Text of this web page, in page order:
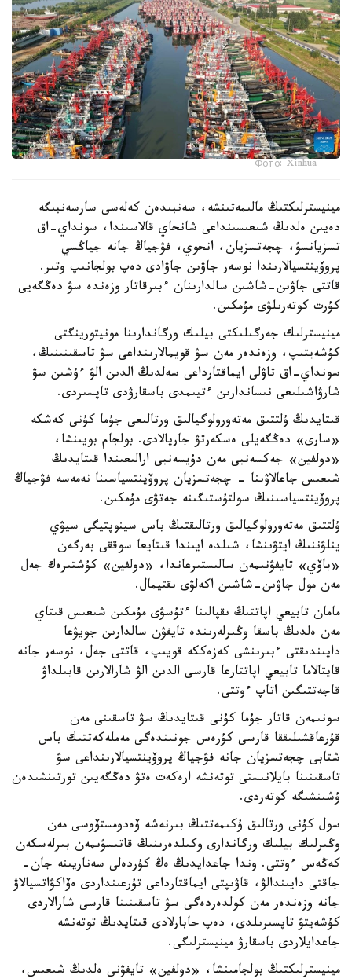
Фото: Xinhua
مينيسترلىكتىڭ مالىمەتىنشە، سەنبىدەن كەلەسى سارسەنبىگە
دەيىن ەلدىڭ شىعىسىنداعى شانحاي قالاسىندا، سونداي-اق
تسزيانسۋ، چجەتسزيان، انحوي، فۋجياڭ جانە جياڭسي
پروۆينتسيالارىندا نوسەر جاۋىن جاۋادى دەپ بولجانىپ وتىر.
قاتتى جاۋىن-شاشىن سالدارىنان ءبىرقاتار وزەندە سۋ دەڭگەيى
كۇرت كوتەرىلۋى مۇمكىن.
مينيسترلىك جەرگىلىكتى بيلىك ورگاندارىنا مونيتورينگتى
كۇشەيتىپ، وزەندەر مەن سۋ قويمالارىنداعى سۋ تاسقىنىنىڭ،
سونداي-اق تاۋلى ايماقتارداعى سەلدىڭ الدىن الۋ ءۇشىن سۋ
شارۋاشىلىعى نىساندارىن ءتيىمدى باسقارۋدى تاپسىردى.
قىتايدىڭ ۇلتتىق مەتەورولوگيالىق ورتالىعى جۇما كۇنى كەشكە
«سارى» دەڭگەيلى ەسكەرتۋ جاريالادى. بولجام بويىنشا،
«دولفين» جەكسەنبى مەن دۇيسەنبى ارالىعىندا قىتايدىڭ
شىعىس جاعالاۋىنا - چجەتسزيان پروۆينتسياسىنا نەمەسە فۋجياڭ
پروۆينتسياسىنىڭ سولتۇستىگىنە جەتۋى مۇمكىن.
ۇلتتىق مەتەورولوگيالىق ورتالىقتىڭ باس سينوپتيگى سيۋي
ينلۋننىڭ ايتۋىنشا، شىلدە ايىندا قىتايعا سوققى بەرگەن
«باۆي» تايفۋنىمەن سالىستىرعاندا، «دولفين» كۇشتىرەك جەل
مەن مول جاۋىن-شاشىن اكەلۋى ىقتيمال.
مامان تابيعي اپاتتىڭ ىقپالىنا ءتۇسۋى مۇمكىن شىعىس قىتاي
مەن ەلدىڭ باسقا وڭىرلەرىندە تايفۋن سالدارىن جويۋعا
دايىندىقتى ءبىرىنشى كەزەككە قويىپ، قاتتى جەل، نوسەر جانە
قايتالاما تابيعي اپاتتارعا قارسى الدىن الۋ شارالارىن قابىلداۋ
قاجەتتىگىن اتاپ ءوتتى.
سونىمەن قاتار جۇما كۇنى قىتايدىڭ سۋ تاسقىنى مەن
قۇرعاقشىلىققا قارسى كۇرەس جونىندەگى مەملەكەتتىك باس
شتابى چجەتسزيان جانە فۋجياڭ پروۆينتسيالارىنداعى سۋ
تاسقىنىنا بايلانىستى توتەنشە ارەكەت ەتۋ دەڭگەيىن تورتىنشىدەن
ۇشىنشىگە كوتەردى.
سول كۇنى ورتالىق ۇكىمەتتىڭ بىرنەشە ۆەدومستۆوسى مەن
وڭىرلىك بيلىك ورگاندارى وكىلدەرىنىڭ قاتىسۋىمەن بىرلەسكەن
كەڭەس ءوتتى. وندا جاعدايدىڭ ەڭ كۇردەلى سەناريىنە جان-
جاقتى دايىندالۋ، قاۋىپتى ايماقتارداعى تۇرعىنداردى ەۆاكۋاتسيالاۋ
جانە وزەندەر مەن كولدەردەگى سۋ تاسقىنىنا قارسى شارالاردى
كۇشەيتۋ تاپسىرىلدى، دەپ حابارلادى قىتايدىڭ توتەنشە
جاعدايلاردى باسقارۋ مينيسترلىگى.
مينيسترلىكتىڭ بولجامىنشا، «دولفين» تايفۋنى ەلدىڭ شىعىس،